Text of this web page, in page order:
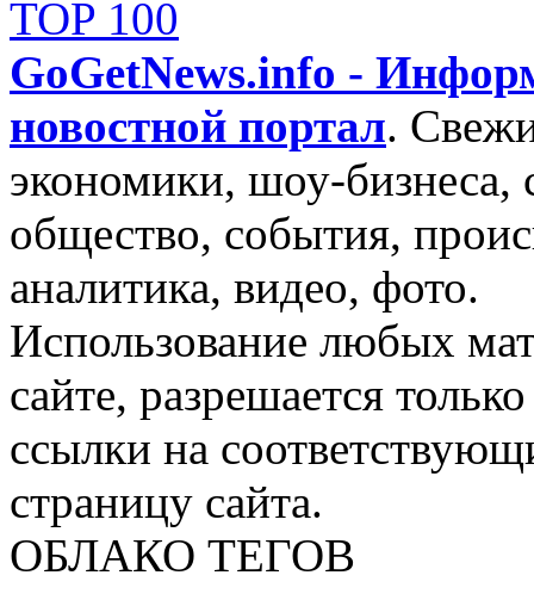
GoGetNews.info -
новостной портал.
экономики, шоу-бизнеса,
общество, события,
аналитика, видео, фото.
Использование любых
сайте, разрешается
ссылки на
страницу сайта.
ОБЛАКО ТЕГОВ